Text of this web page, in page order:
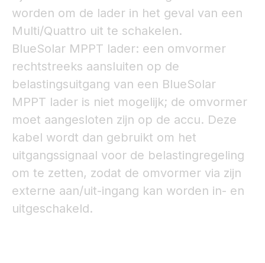
worden om de lader in het geval van een
Multi/Quattro uit te schakelen.
BlueSolar MPPT lader: een omvormer
rechtstreeks aansluiten op de
belastingsuitgang van een BlueSolar
MPPT lader is niet mogelijk; de omvormer
moet aangesloten zijn op de accu. Deze
kabel wordt dan gebruikt om het
uitgangssignaal voor de belastingregeling
om te zetten, zodat de omvormer via zijn
externe aan/uit-ingang kan worden in- en
uitgeschakeld.